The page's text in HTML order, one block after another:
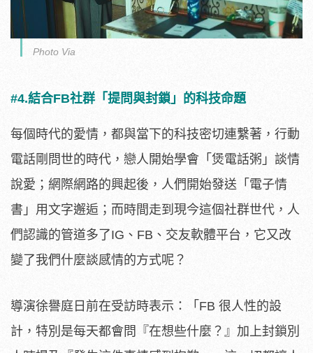
Photo Via
#4.結合FB社群「提問與封鎖」的科技命題
每個時代的愛情，都與當下的科技密切連繫著，行動
電話剛問世的時代，戀人開始學會「煲電話粥」談情
說愛；網際網路的興起後，人們開始發送「電子情
書」用文字邂逅；而時間走到現今這個社群世代，人
們認識的管道多了IG、FB、交友軟體平台，它又改
變了我們什麼談感情的方式呢？
導演徐譽庭日前在受訪時表示：「FB 很人性的設
計，特別是每天都會問『在想些什麼？』加上封鎖別